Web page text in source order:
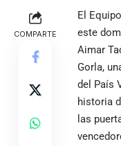
COMPARTE
El Equipo
este
Aimar
Gorla,
del País
historia
las